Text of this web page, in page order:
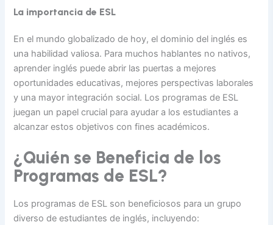
La importancia de ESL
En el mundo globalizado de hoy, el dominio del inglés es
una habilidad valiosa. Para muchos hablantes no nativos,
aprender inglés puede abrir las puertas a mejores
oportunidades educativas, mejores perspectivas laborales
y una mayor integración social. Los programas de ESL
juegan un papel crucial para ayudar a los estudiantes a
alcanzar estos objetivos con fines académicos.
¿Quién se Beneficia de los
Programas de ESL?
Los programas de ESL son beneficiosos para un grupo
diverso de estudiantes de inglés, incluyendo: